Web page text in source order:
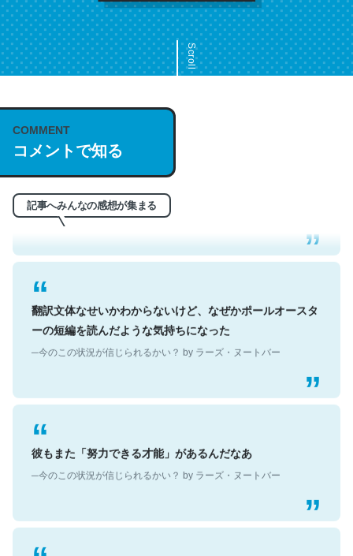
Scroll
COMMENT
コメントで知る
記事へみんなの感想が集まる
これは名文。彼はとてもクレバーなんだろうなと凄く思
う。英語少しでも読める人は原文もお勧め。自分はこの流
れ好き。Let’s Fucking Go. Then Covid hit. Shit.
─今のこの状況が信じられるかい？ by ラーズ・ヌートバー
翻訳文体なせいかわからないけど、なぜかポールオースタ
ーの短編を読んだような気持ちになった
彼もまた「努力できる才能」があるんだなあ